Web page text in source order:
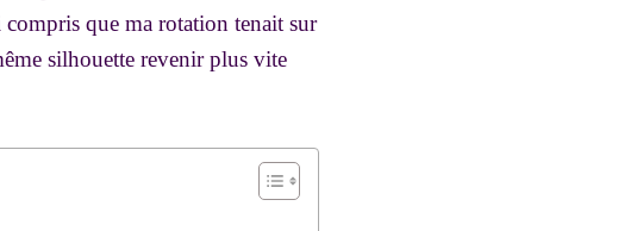
que ma rotation tenait sur
silhouette revenir plus vite